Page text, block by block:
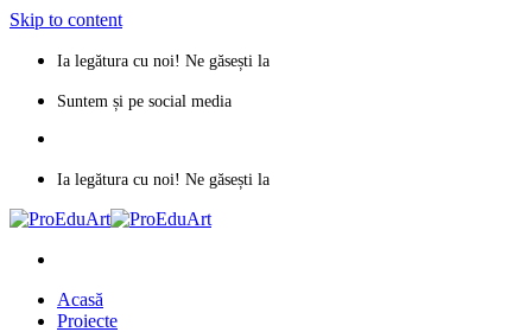
Skip to content
Ia legătura cu noi! Ne găsești la
Suntem și pe social media
Ia legătura cu noi! Ne găsești la
Acasă
Proiecte